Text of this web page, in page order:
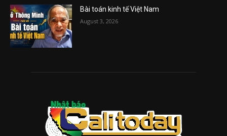
Bài toán kinh tế Việt Nam
August 3, 2026